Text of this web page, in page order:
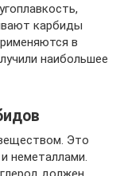
карбиды
в
наибольшее
Это
неметаллами.